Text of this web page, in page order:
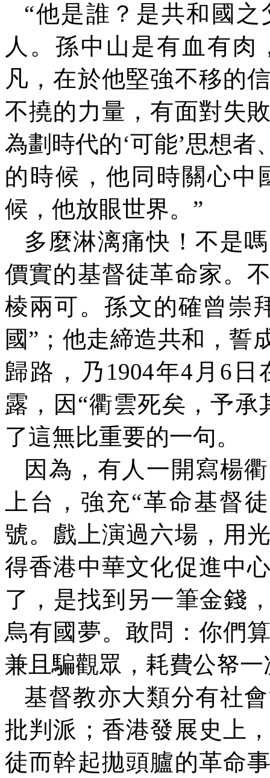
“他是誰？是共和國
人。孫中山是有血有
凡，在於他堅強不移的
不撓的力量，有面對失
為劃時代的‘可能’思想
的時候，他同時關心中
候，他放眼世界。”
多麼淋漓痛快！不是
價實的基督徒革命家。
棱兩可。孫文的確曾崇
國”；他走締造共和，誓
歸路，乃 1904年4 月 6 日
露，因“衢雲死矣，予
了這無比重要的一句。
因為，有人一開寫楊
上台，強充“革命基督
號。戲上演過六場，用
得香港中華文化促進中
了，是找到另一筆金錢
烏有國夢。敢問：你們
兼且騙觀眾，耗費公帑
基督教亦大類分有社
批判派；香港發展史上
徒而幹起拋頭臚的革命